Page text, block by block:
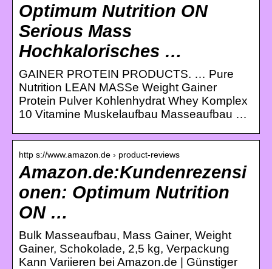
Optimum Nutrition ON
Serious Mass
Hochkalorisches …
GAINER PROTEIN PRODUCTS. … Pure
Nutrition LEAN MASSe Weight Gainer
Protein Pulver Kohlenhydrat Whey Komplex
10 Vitamine Muskelaufbau Masseaufbau …
http s://www.amazon.de › product-reviews
Amazon.de:Kundenrezensi
onen: Optimum Nutrition
ON …
Bulk Masseaufbau, Mass Gainer, Weight
Gainer, Schokolade, 2,5 kg, Verpackung
Kann Variieren bei Amazon.de | Günstiger